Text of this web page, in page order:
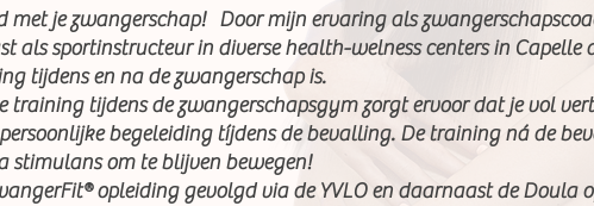
met je zwangerschap! Door mijn ervaring als
als sportinstructeur in diverse health-welness centers in
tijdens en na de zwangerschap is.
training tijdens de zwangerschapsgym zorgt ervoor dat je vol
begeleiding tíjdens de bevalling. De training ná de
stimulans om te blijven bewegen!
opleiding gevolgd via de YVLO en daarnaast de Doula